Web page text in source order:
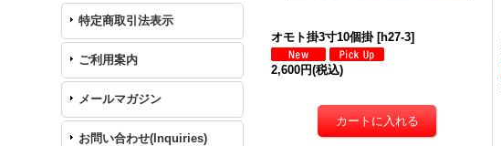
特定商取引法表示
ご利用案内
メールマガジン
お問い合わせ(Inquiries)
オモト掛3寸10個掛 [h27-3]
2,600円(税込)